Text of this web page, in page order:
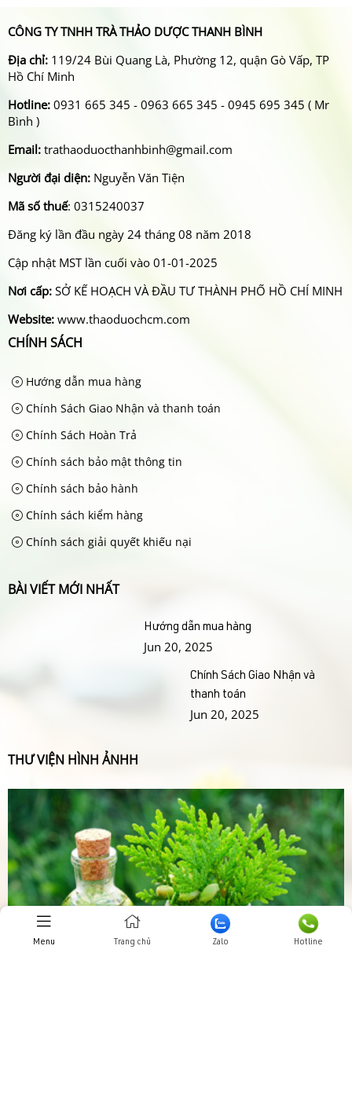
CÔNG TY TNHH TRÀ THẢO DƯỢC THANH BÌNH
Địa chỉ: 119/24 Bùi Quang Là, Phường 12, quận Gò Vấp, TP
Hồ Chí Minh
Hotline: 0931 665 345 - 0963 665 345 - 0945 695 345 ( Mr
Bình )
Email: trathaoduocthanhbinh@gmail.com
Người đại diện: Nguyễn Văn Tiện
Mã số thuế: 0315240037
Đăng ký lần đầu ngày 24 tháng 08 năm 2018
Cập nhật MST lần cuối vào 01-01-2025
Nơi cấp: SỞ KẾ HOẠCH VÀ ĐẦU TƯ THÀNH PHỐ HỒ CHÍ MINH
Website: www.thaoduochcm.com
CHÍNH SÁCH
Hướng dẫn mua hàng
Chính Sách Giao Nhận và thanh toán
Chính Sách Hoàn Trả
Chính sách bảo mật thông tin
Chính sách bảo hành
Chính sách kiểm hàng
Chính sách giải quyết khiếu nại
BÀI VIẾT MỚI NHẤT
Hướng dẫn mua hàng
Jun 20, 2025
Chính Sách Giao Nhận và
thanh toán
Jun 20, 2025
THƯ VIỆN HÌNH ẢNHH
Menu Trang chủ Zalo Hotline